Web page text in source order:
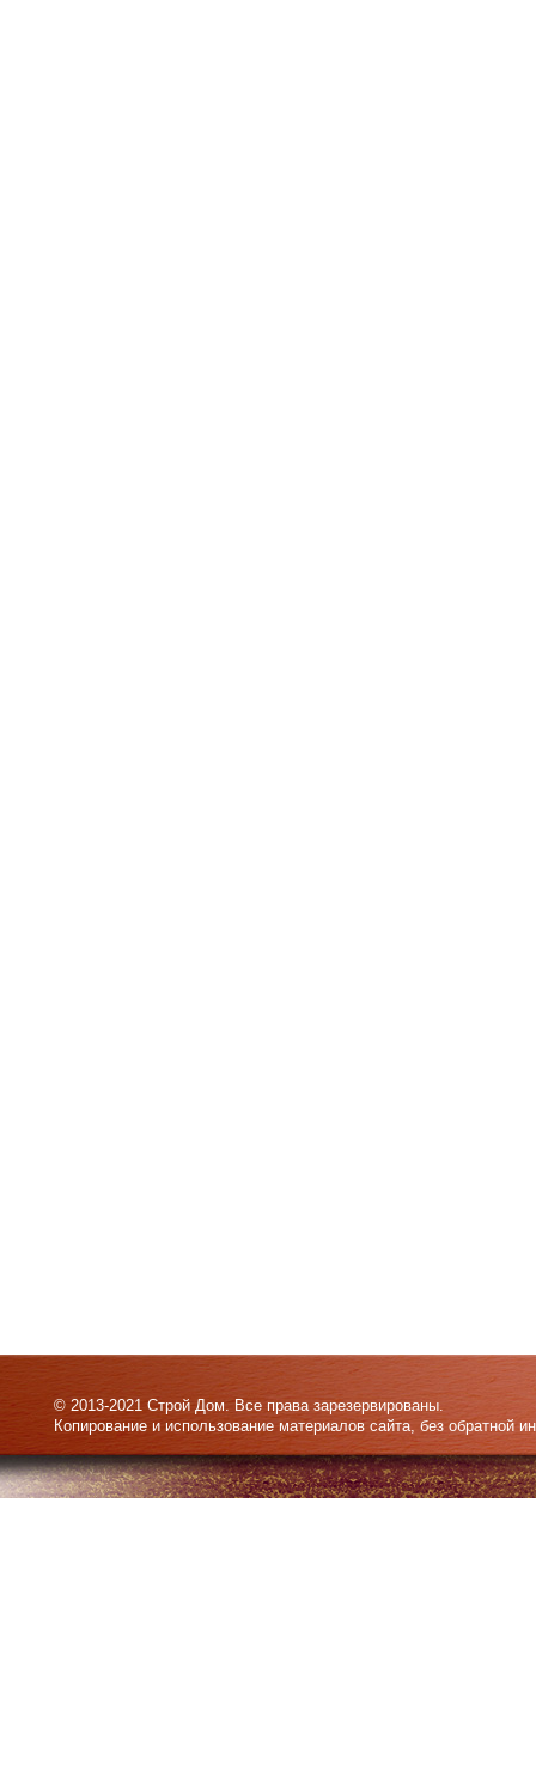
© 2013-2021 Строй Дом. Все права зарезервированы.
Копирование и использование материалов сайта, без обратной